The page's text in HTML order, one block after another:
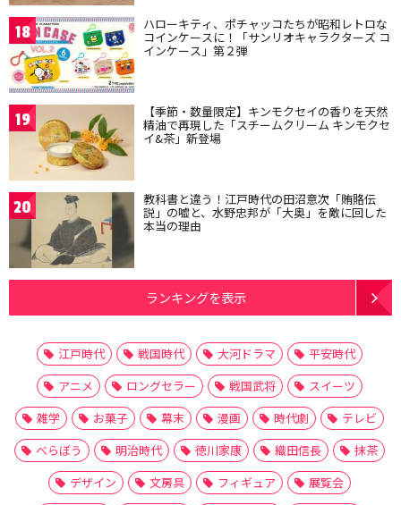
18 ハローキティ、ポチャッコたちが昭和レトロな
コインケースに！「サンリオキャラクターズ コ
インケース」第２弾
19 【季節・数量限定】キンモクセイの香りを天然
精油で再現した「スチームクリーム キンモクセ
イ&茶」新登場
20 教科書と違う！江戸時代の田沼意次「賄賂伝
説」の嘘と、水野忠邦が「大奥」を敵に回した
本当の理由
ランキングを表示
江戸時代 戦国時代 大河ドラマ
平安時代
アニメ
ロングセラー 戦国武将
スイーツ
雑学
お菓子 幕末 漫画 時代劇
テレビ
べらぼう
明治時代 徳川家康 織田信長
抹茶
デザイン
文房具 フィギュア
展覧会